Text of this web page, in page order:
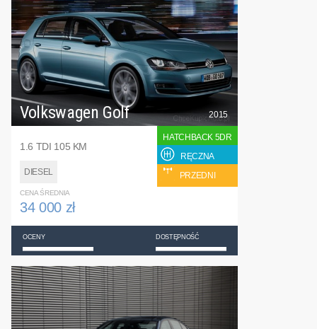
Volkswagen Golf
1.6 TDI 105 KM
DIESEL
2015
HATCHBACK 5DR
RĘCZNA
PRZEDNI
CENA ŚREDNIA
34 000 zł
OCENY DOSTĘPNOŚĆ